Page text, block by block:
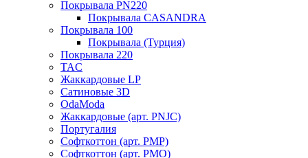
Покрывала PN220
Покрывала CASANDRA
Покрывала 100
Покрывала (Турция)
Покрывала 220
TAC
Жаккардовые LP
Сатиновые 3D
OdaModa
Жаккардовые (арт. PNJC)
Португалия
Софткоттон (арт. PMP)
Софткоттон (арт. PMO)